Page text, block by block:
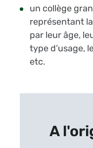
un collège
représentant
par leur âge,
type d’usage,
etc.
A